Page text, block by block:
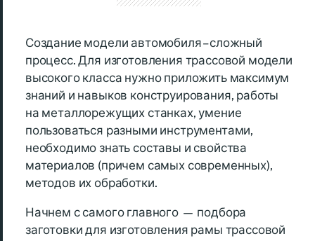
Создание модели автомобиля – сложный
процесс. Для изготовления трассовой модели
высокого класса нужно приложить максимум
знаний и навыков конструирования, работы
на металлорежущих станках, умение
пользоваться разными инструментами,
необходимо знать составы и свойства
материалов (причем самых современных),
методов их обработки.
Начнем с самого главного — подбора
заготовки для изготовления рамы трассовой